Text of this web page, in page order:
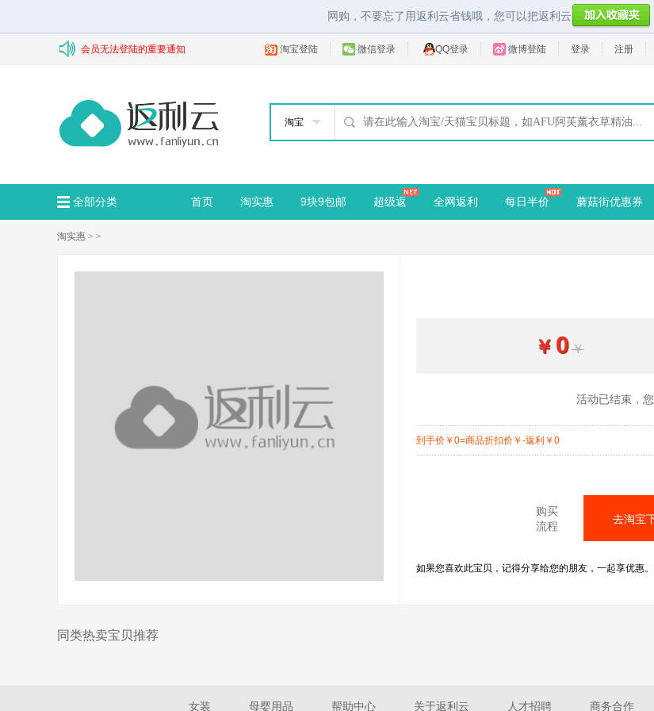
网购，不要忘了用返利云省钱哦，您可以把返利云
会员无法登陆的重要通知 淘宝登陆 微信登录 QQ登录 微博登陆 登录 注册
淘宝
全部分类 首页 淘实惠 9块9包邮 超级返 全网返利 每日半价 蘑菇街优惠券
淘实惠 > >
￥ 0￥
活动已结束，
到手价 ￥ 0=商品折扣价 ￥ -返利 ￥ 0
购买
流程
去淘宝
如果您喜欢此宝贝，记得分享给您的朋友，一起享优惠。
同类热卖宝贝推荐
女装 母婴用品 帮助中心 关于返利云 人才招聘 商务合作